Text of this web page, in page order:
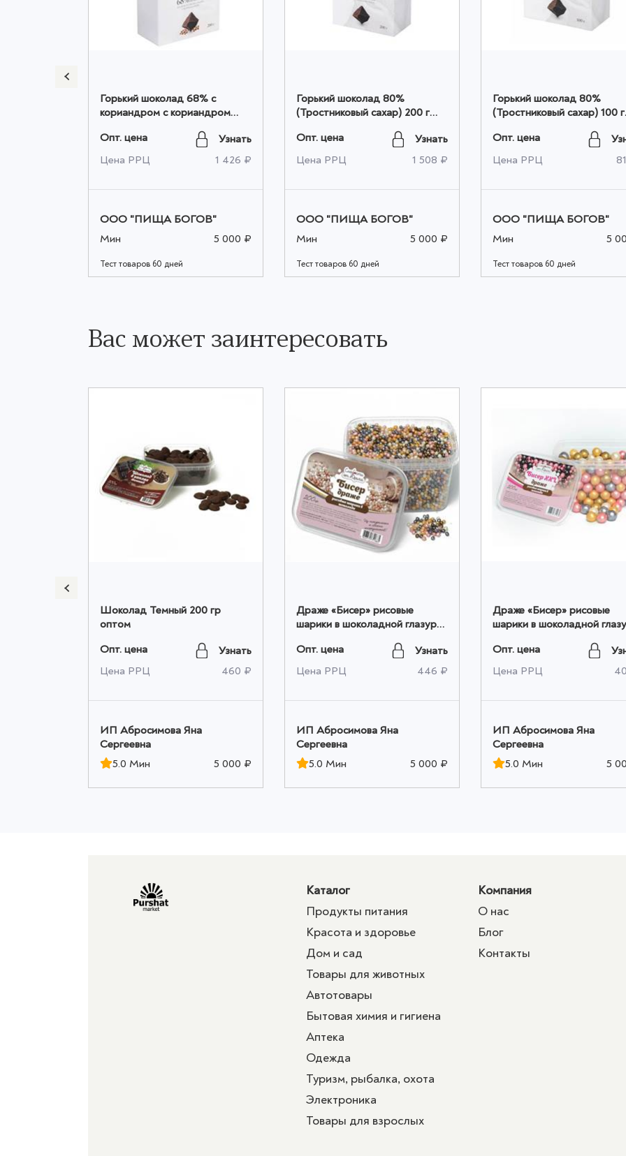
Горький шоколад 68% с
кориандром с кориандром
Опт. цена
Узнать
Цена РРЦ
1 426 ₽
ООО "ПИЩА БОГОВ"
Мин
5 000 ₽
Тест товаров 60 дней
Горький шоколад 80%
(Тростниковый сахар) 200 г
Опт. цена
Узнать
Цена РРЦ
1 508 ₽
ООО "ПИЩА БОГОВ"
Мин
5 000 ₽
Тест товаров 60 дней
Горький шоколад 80%
(Тростниковый сахар) 100 г
Опт. цена
Цена РРЦ
ООО "ПИЩА БОГОВ"
Мин
5
Тест товаров 60 дней
Вас может заинтересовать
Шоколад Темный 200 гр
оптом
Опт. цена
Узнать
Цена РРЦ
460 ₽
ИП Абросимова Яна
Сергеевна
5.0 Мин
5 000 ₽
Драже «Бисер» рисовые
шарики в шоколадной глазури
Опт. цена
Узнать
Цена РРЦ
446 ₽
ИП Абросимова Яна
Сергеевна
5.0 Мин
5 000 ₽
Драже «Бисер» рисовые
шарики в шоколадной
Опт. цена
Цена РРЦ
ИП Абросимова Яна
Сергеевна
5.0 Мин
5
Каталог
Продукты питания
Красота и здоровье
Дом и сад
Товары для животных
Автотовары
Бытовая химия и гигиена
Аптека
Одежда
Туризм, рыбалка, охота
Электроника
Товары для взрослых
Компания
О нас
Блог
Контакты